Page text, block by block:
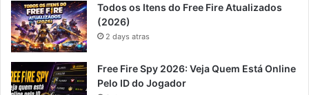
Todos os Itens do Free Fire Atualizados
(2026)
2 days atras
Free Fire Spy 2026: Veja Quem Está Online
Pelo ID do Jogador